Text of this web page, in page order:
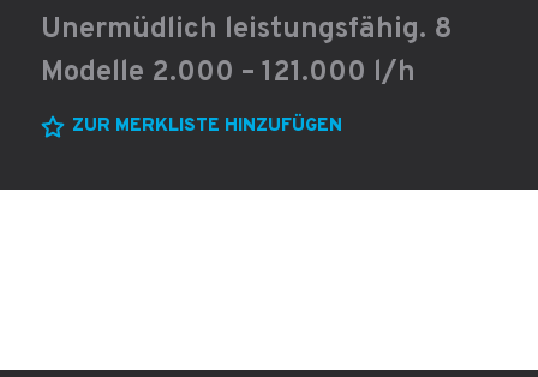
Unermüdlich leistungsfähig. 8
Modelle 2.000 – 121.000 l/h
ZUR MERKLISTE HINZUFÜGEN